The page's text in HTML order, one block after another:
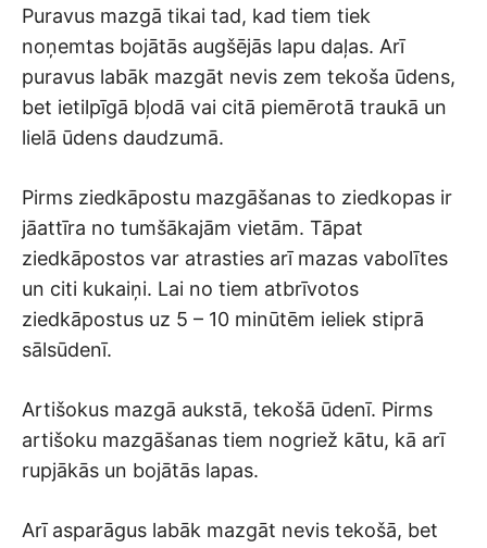
Puravus mazgā tikai tad, kad tiem tiek
noņemtas bojātās augšējās lapu daļas. Arī
puravus labāk mazgāt nevis zem tekoša ūdens,
bet ietilpīgā bļodā vai citā piemērotā traukā un
lielā ūdens daudzumā.
Pirms ziedkāpostu mazgāšanas to ziedkopas ir
jāattīra no tumšākajām vietām. Tāpat
ziedkāpostos var atrasties arī mazas vabolītes
un citi kukaiņi. Lai no tiem atbrīvotos
ziedkāpostus uz 5 – 10 minūtēm ieliek stiprā
sālsūdenī.
Artišokus mazgā aukstā, tekošā ūdenī. Pirms
artišoku mazgāšanas tiem nogriež kātu, kā arī
rupjākās un bojātās lapas.
Arī asparāgus labāk mazgāt nevis tekošā, bet